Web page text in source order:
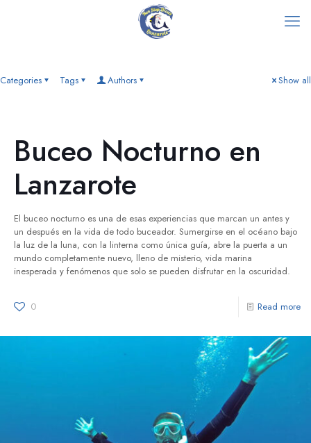
Categories Tags Authors Show all
Buceo Nocturno en
Lanzarote
El buceo nocturno es una de esas experiencias que marcan un antes y
un después en la vida de todo buceador. Sumergirse en el océano bajo
la luz de la luna, con la linterna como única guía, abre la puerta a un
mundo completamente nuevo, lleno de misterio, vida marina
inesperada y fenómenos que solo se pueden disfrutar en la oscuridad.
0 Read more